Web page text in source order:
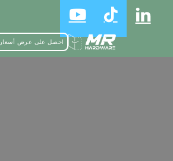
احصل على عرض أسعار